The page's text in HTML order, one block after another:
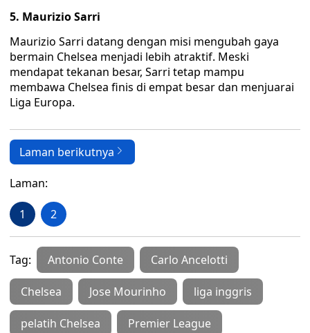
5. Maurizio Sarri
Maurizio Sarri datang dengan misi mengubah gaya
bermain Chelsea menjadi lebih atraktif. Meski
mendapat tekanan besar, Sarri tetap mampu
membawa Chelsea finis di empat besar dan menjuarai
Liga Europa.
Laman berikutnya
Laman:
1 2
Tag: Antonio Conte Carlo Ancelotti
Chelsea Jose Mourinho liga inggris
pelatih Chelsea Premier League